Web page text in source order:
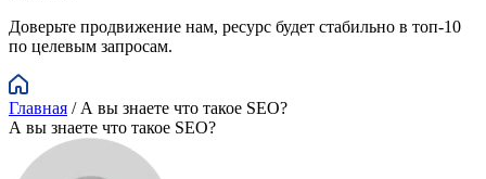
Доверьте продвижение нам, ресурс будет стабильно в топ-10
по целевым запросам.
Главная / А вы знаете что такое SEO?
А вы знаете что такое SEO?